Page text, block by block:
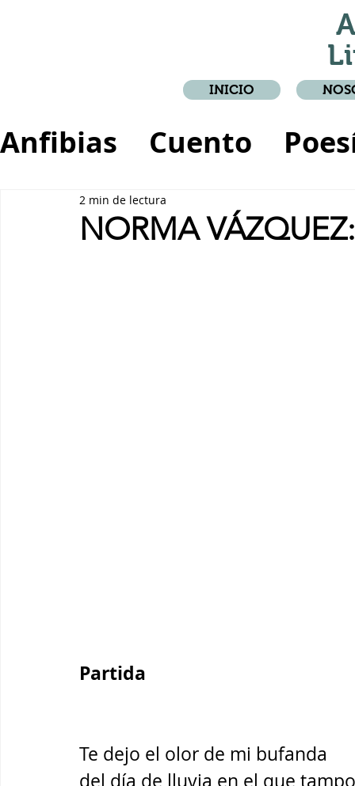
INICIO
Anfibias Cuento
Crónica
Relato
NORMA
2 min de lectura
Partida
Te dejo el olor de mi bufanda
del día de lluvia en el que